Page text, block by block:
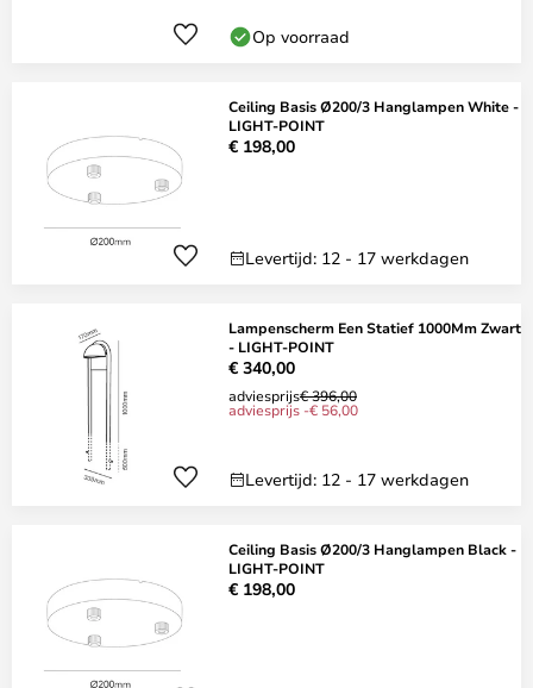
Op voorraad
Ceiling Basis Ø200/3 Hanglampen White -
LIGHT-POINT
€ 198,00
Levertijd: 12 - 17 werkdagen
Lampenscherm Een Statief 1000Mm Zwart
- LIGHT-POINT
€ 340,00
adviesprijs€ 396,00
adviesprijs -€ 56,00
Levertijd: 12 - 17 werkdagen
Ceiling Basis Ø200/3 Hanglampen Black -
LIGHT-POINT
€ 198,00